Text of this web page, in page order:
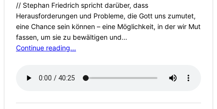
// Stephan Friedrich spricht darüber, dass
Herausforderungen und Probleme, die Gott uns zumutet,
eine Chance sein können – eine Möglichkeit, in der wir Mut
fassen, um sie zu bewältigen und…
Continue reading...